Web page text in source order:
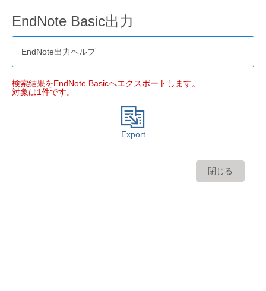
EndNote Basic出力
EndNote出力ヘルプ
検索結果をEndNote Basicへエクスポートします。
対象は1件です。
Export